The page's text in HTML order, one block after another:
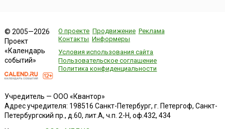
© 2005—2026
Проект
«Календарь
событий»
О проекте Продвижение Реклама
Контакты Информеры
Условия использования сайта
Пользовательское соглашение
Политика конфиденциальности
Учредитель — ООО «Квантор»
Адрес учредителя: 198516 Санкт-Петербург, г. Петергоф, Санкт-
Петербургский пр., д.60, лит.А, ч.п. 2-Н, оф.432, 434